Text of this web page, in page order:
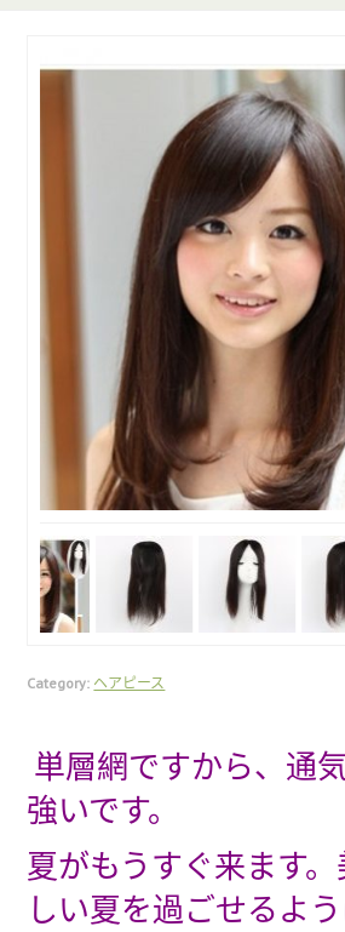
Category: ヘアピース
単層網ですから、通
強いです。
夏がもうすぐ来ます
しい夏を過ごせるよう